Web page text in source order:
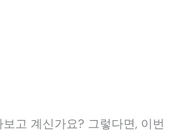
고 계신가요? 그렇다면, 이번